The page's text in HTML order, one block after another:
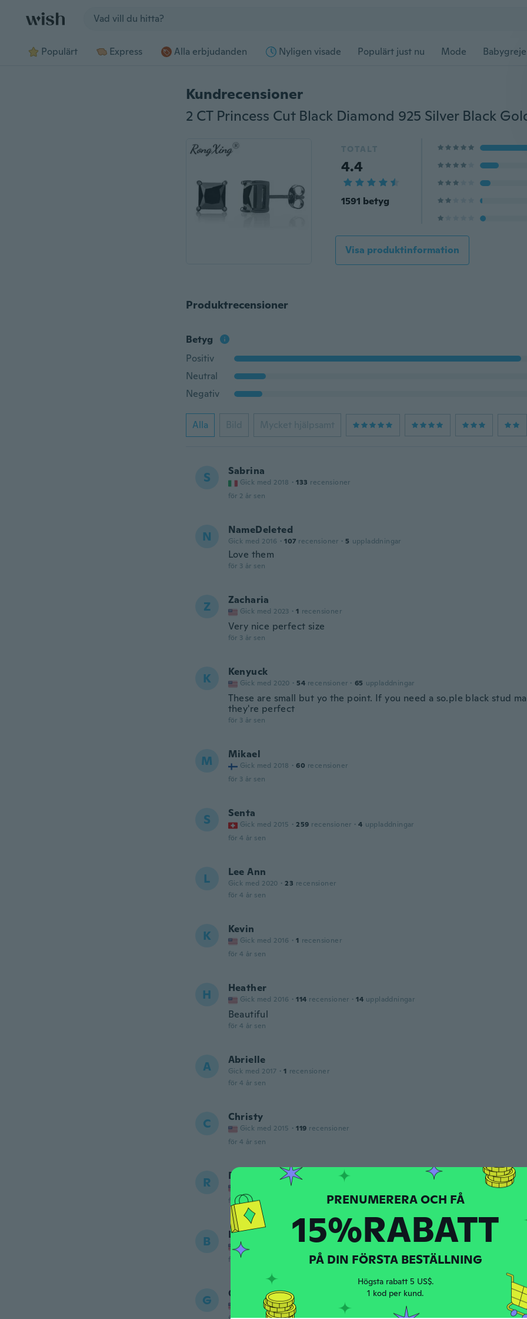
Populärt Express Alla erbjudanden Nyligen visade Populärt just nu Mode
Kundrecensioner
TOTALT
4.4
1591 betyg
Visa produktinformation
Produktrecensioner
Betyg
Positiv
Neutral
Negativ
Alla Bild Mycket hjälpsamt
S Sabrina
Gick med 2018 · 133 recensioner
för 2 år sen
N NameDeleted
Gick med 2016 · 107 recensioner · 5 uppladdningar
Love them
för 3 år sen
Z Zacharia
Gick med 2023 · 1 recensioner
Very nice perfect size
för 3 år sen
K Kenyuck
Gick med 2020 · 54 recensioner · 65 uppladdningar
These are small but yo the point. If you need a so.ple black stud
they're perfect
för 3 år sen
M Mikael
Gick med 2018 · 60 recensioner
för 3 år sen
S Senta
Gick med 2015 · 259 recensioner · 4 uppladdningar
för 4 år sen
L Lee Ann
Gick med 2020 · 23 recensioner
för 4 år sen
K Kevin
Gick med 2016 · 1 recensioner
för 4 år sen
H Heather
Gick med 2016 · 114 recensioner · 14 uppladdningar
Beautiful
för 4 år sen
A Abrielle
Gick med 2017 · 1 recensioner
för 4 år sen
C Christy
Gick med 2015 · 119 recensioner
för 4 år sen
R Robert
·
för 4 år sen
B Bigdawg
Gick med 2020
för 4 år sen
G Guadalupe
Gick med 2017 · 130 recensioner
uppladdningar
PRENUMERERA OCH FÅ
15%RABATT
PÅ DIN FÖRSTA BESTÄLLNING
Högsta rabatt 5 US$.
1 kod per kund.